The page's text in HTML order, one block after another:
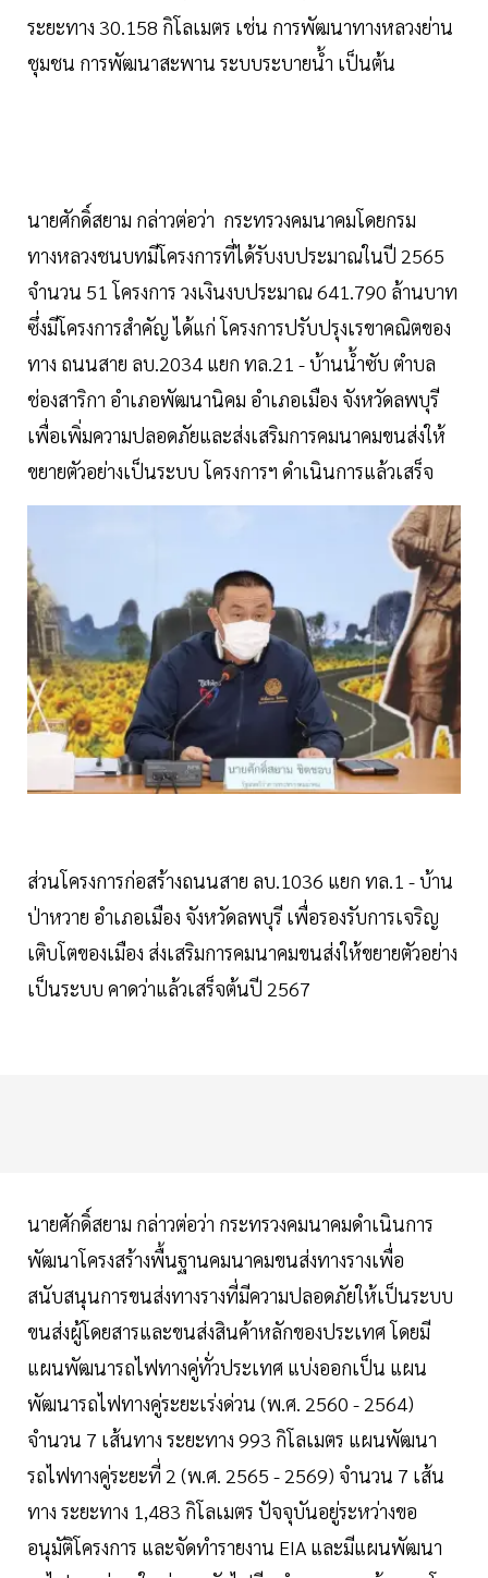
ระยะทาง 30.158 กิโลเมตร เช่น การพัฒนาทางหลวงย่าน
ชุมชน การพัฒนาสะพาน ระบบระบายน้ำ เป็นต้น
นายศักดิ์สยาม กล่าวต่อว่า กระทรวงคมนาคมโดยกรม
ทางหลวงชนบทมีโครงการที่ได้รับงบประมาณในปี 2565
จำนวน 51 โครงการ วงเงินงบประมาณ 641.790 ล้านบาท
ซึ่งมีโครงการสำคัญ ได้แก่ โครงการปรับปรุงเรขาคณิตของ
ทาง ถนนสาย ลบ.2034 แยก ทล.21 - บ้านน้ำซับ ตำบล
ช่องสาริกา อำเภอพัฒนานิคม อำเภอเมือง จังหวัดลพบุรี
เพื่อเพิ่มความปลอดภัยและส่งเสริมการคมนาคมขนส่งให้
ขยายตัวอย่างเป็นระบบ โครงการฯ ดำเนินการแล้วเสร็จ
ส่วนโครงการก่อสร้างถนนสาย ลบ.1036 แยก ทล.1 - บ้าน
ป่าหวาย อำเภอเมือง จังหวัดลพบุรี เพื่อรองรับการเจริญ
เติบโตของเมือง ส่งเสริมการคมนาคมขนส่งให้ขยายตัวอย่าง
เป็นระบบ คาดว่าแล้วเสร็จต้นปี 2567
นายศักดิ์สยาม กล่าวต่อว่า กระทรวงคมนาคมดำเนินการ
พัฒนาโครงสร้างพื้นฐานคมนาคมขนส่งทางรางเพื่อ
สนับสนุนการขนส่งทางรางที่มีความปลอดภัยให้เป็นระบบ
ขนส่งผู้โดยสารและขนส่งสินค้าหลักของประเทศ โดยมี
แผนพัฒนารถไฟทางคู่ทั่วประเทศ แบ่งออกเป็น แผน
พัฒนารถไฟทางคู่ระยะเร่งด่วน (พ.ศ. 2560 - 2564)
จำนวน 7 เส้นทาง ระยะทาง 993 กิโลเมตร แผนพัฒนา
รถไฟทางคู่ระยะที่ 2 (พ.ศ. 2565 - 2569) จำนวน 7 เส้น
ทาง ระยะทาง 1,483 กิโลเมตร ปัจจุบันอยู่ระหว่างขอ
อนุมัติโครงการ และจัดทำรายงาน EIA และมีแผนพัฒนา